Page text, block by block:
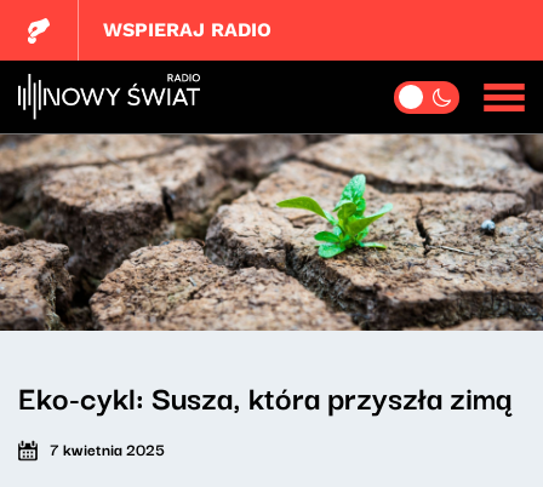
WSPIERAJ RADIO
Eko-cykl: Susza, która przyszła zimą
7 kwietnia 2025